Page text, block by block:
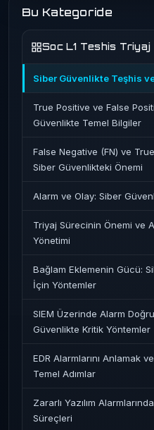
Bu Kategoride
Soc L1 Teshis Triyaj
Siber Güvenlikte Teşhis
True Positive ve False
Güvenlikte Temel Bilgiler
False Negative (FN) ve
Siber Güvenlikteki Önemi
Alarm ve Olay: Siber
Triyaj Sürecinin Önemi ve
Yönetimi
Bağlam Eklemenin Gücü:
İçin Yöntemler
SIEM Üzerinde Alarm
Güvenlikte Kritik Yöntemler
EDR Alarmlarını Anlamak
Temel Adımlar
Zararlı Yazılım
Süreçleri